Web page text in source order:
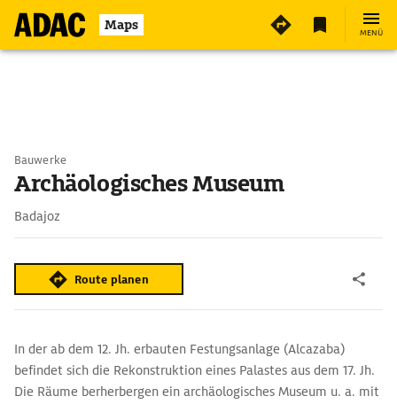
Maps MENÜ
Bauwerke
Archäologisches Museum
Badajoz
Route planen
In der ab dem 12. Jh. erbauten Festungsanlage (Alcazaba)
befindet sich die Rekonstruktion eines Palastes aus dem 17. Jh.
Die Räume berherbergen ein archäologisches Museum u. a. mit